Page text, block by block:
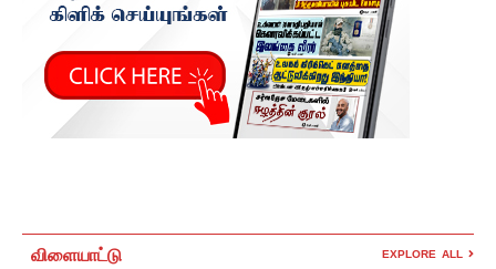
விளையாட்டு EXPLORE ALL